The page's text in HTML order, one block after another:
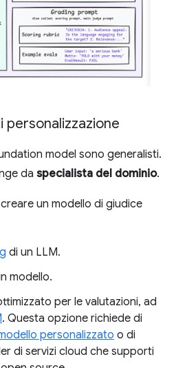
personalizzazione
model sono generalisti.
da specialista del dominio.
un modello di giudice
di un LLM.
modello.
per le valutazioni, ad
. Questa opzione richiede di
personalizzato o di
di servizi cloud che supporti